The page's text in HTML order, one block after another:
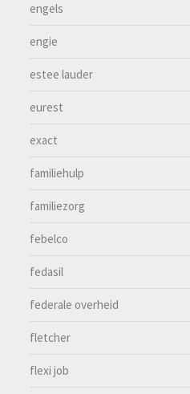
engels
engie
estee lauder
eurest
exact
familiehulp
familiezorg
febelco
fedasil
federale overheid
fletcher
flexi job